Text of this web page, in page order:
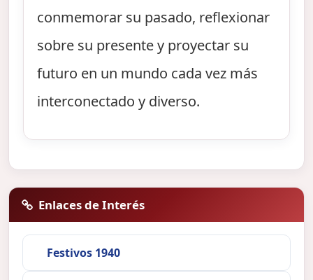
conmemorar su pasado, reflexionar
sobre su presente y proyectar su
futuro en un mundo cada vez más
interconectado y diverso.
Enlaces de Interés
Festivos 1940